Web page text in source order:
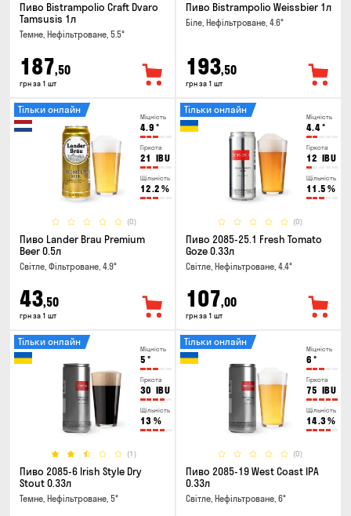
Пиво Bistrampolio Craft Dvaro
Tamsusis 1л
Темне, Нефільтроване, 5.5°
187,50
грн за 1 шт
Пиво Bistrampolio Weissbier 1л
Біле, Нефільтроване, 4.6°
193,50
грн за 1 шт
Міцність
4.9 °
Гіркота
21 IBU
Щільність
12.2 %
(0)
Тільки онлайн
Пиво Lander Brau Premium
Beer 0.5л
Світле, Фільтроване, 4.9°
43,50
грн за 1 шт
Міцність
4.4°
Гіркота
12 IBU
Щільність
11.5 %
(0)
Тільки онлайн
Пиво 2085-25.1 Fresh Tomato
Goze 0.33л
Світле, Нефільтроване, 4.4°
107,00
грн за 1 шт
Міцність
5 °
Гіркота
30 IBU
Щільність
13 %
(1)
Тільки онлайн
Пиво 2085-6 Irish Style Dry
Stout 0.33л
Темне, Нефільтроване, 5°
Міцність
6 °
Гіркота
75 IBU
Щільність
14.3%
(0)
Тільки онлайн
Пиво 2085-19 West Coast IPA
0.33л
Світле, Нефільтроване, 6°